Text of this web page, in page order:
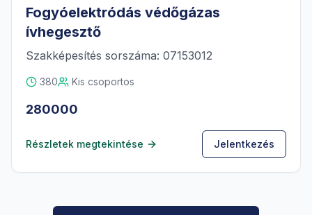
Fogyóelektródás védőgázas
ívhegesztő
Szakképesítés sorszáma: 07153012
380 Kis csoportos
280000
Részletek megtekintése Jelentkezés